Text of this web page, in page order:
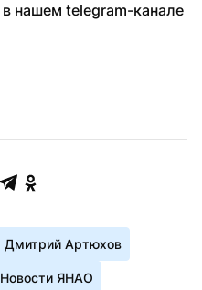
Дмитрий Артюхов
Новости ЯНАО